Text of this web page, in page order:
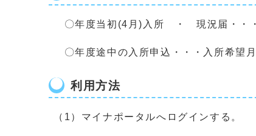
〇年度当初(4月)入所 ・ 現況届・・・
〇年度途中の入所申込・・・入所希望
利用方法
（1）マイナポータルへログインする。